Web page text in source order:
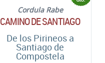
Cordula Rabe
CAMINO DE SANTIAGO
De los Pirineos a
Santiago de
Compostela